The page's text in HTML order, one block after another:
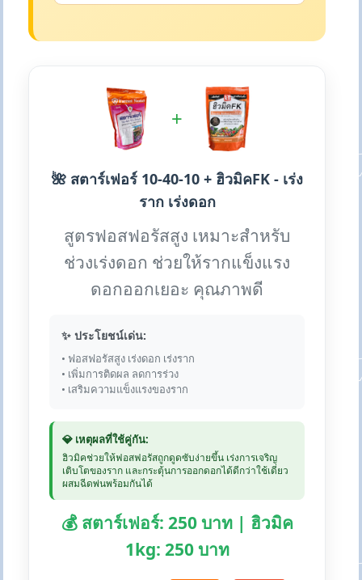
+
🌺 สตาร์เฟอร์ 10-40-10 + ฮิวมิคFK - เร่ง
ราก เร่งดอก
สูตรฟอสฟอรัสสูง เหมาะสำหรับ
ช่วงเร่งดอก ช่วยให้รากแข็งแรง
ดอกออกเยอะ คุณภาพดี
✨ ประโยชน์เด่น:
• ฟอสฟอรัสสูง เร่งดอก เร่งราก
• เพิ่มการติดผล ลดการร่วง
• เสริมความแข็งแรงของราก
💎 เหตุผลที่ใช้คู่กัน:
ฮิวมิคช่วยให้ฟอสฟอรัสถูกดูดซับง่ายขึ้น เร่งการเจริญ
เติบโตของราก และกระตุ้นการออกดอกได้ดีกว่าใช้เดี่ยว
ผสมฉีดพ่นพร้อมกันได้
💰 สตาร์เฟอร์: 250 บาท | ฮิวมิค
1kg: 250 บาท